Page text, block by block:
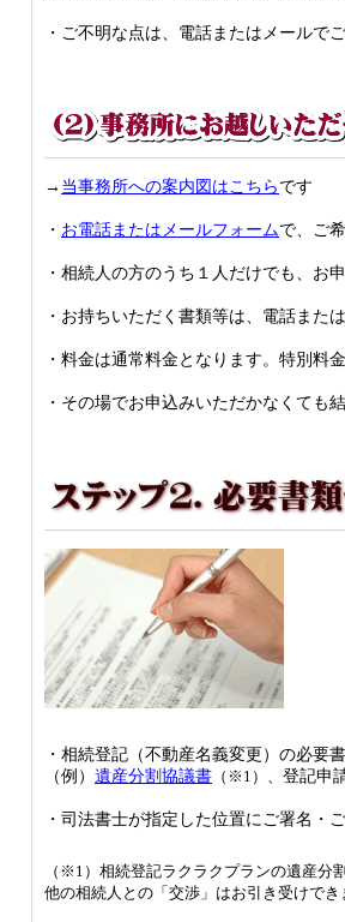
・ご不明な点は、電話またはメールで
→ 当事務所への案内図はこちら です
・ お電話またはメールフォームで、ご
・相続人の方のうち１人だけでも、お
・お持ちいただく書類等は、電話また
・料金は通常料金となります。特別料
・その場でお申込みいただかなくても結
・相続登記（不動産名義変更）の必要
（例） 遺産分割協議書 （※1）、 登記申
・司法書士が指定した位置にご署名・
（※1）相続登記ラクラクプランの遺産分
他の相続人との「交渉」はお引き受けでき